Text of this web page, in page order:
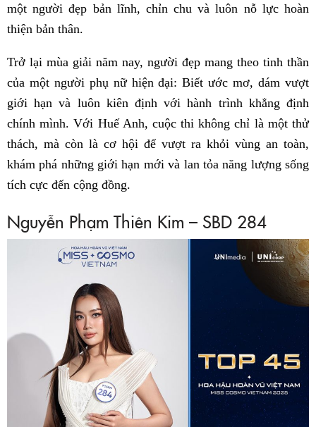
một người đẹp bản lĩnh, chỉn chu và luôn nỗ lực hoàn
thiện bản thân.
Trở lại mùa giải năm nay, người đẹp mang theo tinh thần
của một người phụ nữ hiện đại: Biết ước mơ, dám vượt
giới hạn và luôn kiên định với hành trình khẳng định
chính mình. Với Huế Anh, cuộc thi không chỉ là một thử
thách, mà còn là cơ hội để vượt ra khỏi vùng an toàn,
khám phá những giới hạn mới và lan tỏa năng lượng sống
tích cực đến cộng đồng.
Nguyễn Phạm Thiên Kim – SBD 284